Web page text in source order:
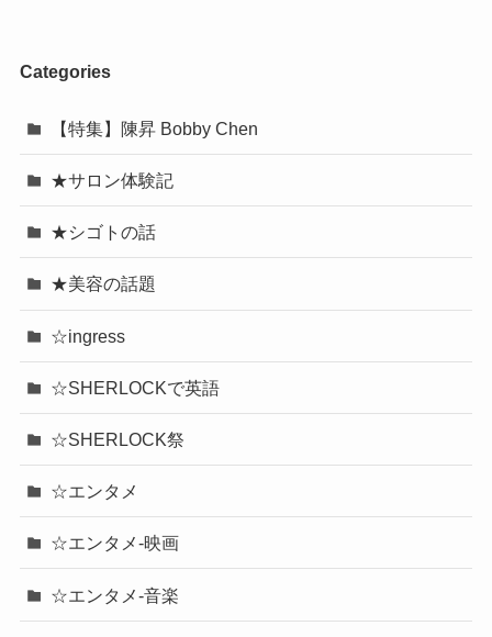
Categories
【特集】陳昇 Bobby Chen
★サロン体験記
★シゴトの話
★美容の話題
☆ingress
☆SHERLOCKで英語
☆SHERLOCK祭
☆エンタメ
☆エンタメ-映画
☆エンタメ-音楽